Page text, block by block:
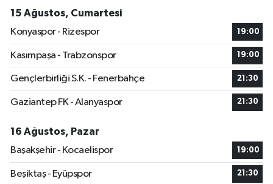
15 Ağustos, Cumartesi
Konyaspor - Rizespor
19:00
Kasımpaşa - Trabzonspor 19:00
Gençlerbirliği S.K. - Fenerbahçe 21:30
Gaziantep FK - Alanyaspor 21:30
16 Ağustos, Pazar
Başakşehir - Kocaelispor
19:00
Beşiktaş - Eyüpspor 21:30